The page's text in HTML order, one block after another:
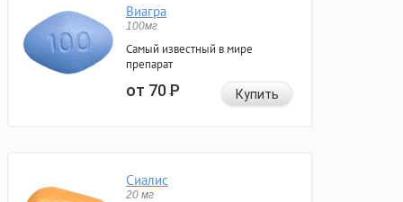
Виагра
100мг
Самый известный в мире
препарат
от 70Р Купить
Сиалис
20 мг